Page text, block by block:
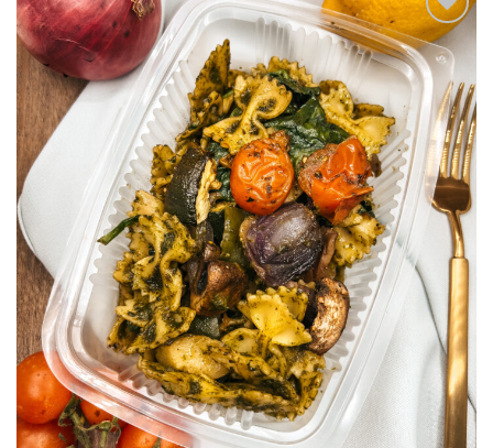
Adicionar
aos
favoritos